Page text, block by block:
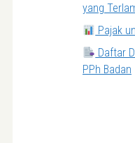
yang
Pajak
Daftar
PPh Badan